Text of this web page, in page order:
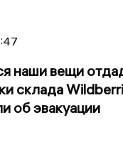
наши вещи
склада
об эвакуации